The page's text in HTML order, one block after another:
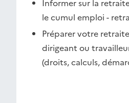
Informer sur la
le cumul emploi -
Préparer votre
dirigeant ou
(droits, calculs,